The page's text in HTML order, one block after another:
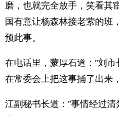
磨，也就完全放手，笑看其
国有意让杨森林接老萦的班
预此事。
在电话里，蒙厚石道：”刘
在常委会上把这事捅了出来
江副秘书长道：”事情经过